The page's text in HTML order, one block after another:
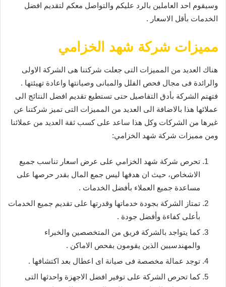
وسيقوم احد العاملين بالرد عليكم والتواصل معكم لتقديم افضل
الخدمات بأقل الاسعار .
مميزات شركة شهد الخزامي
هناك العديد من المميزات التى جعلت شركتنا هى الشركة الاولى
والرائدة فى مجال فحص الفلل والمبانى وصيانتها واعادة تهيئتها .
فتهتم الشركة بأدق التفاصيل حتى تستطيع تقديم افضل النتائج الى
عملائها هذا بالاضافة الى العديد من المميزات التى تميز شركتنا عن
غيرها من الشركات وكل هذا ساعد على كسب ثقة العديد من عملائنا
ومن مميزات شركة شهد الخزامي:
تحرص شركة شهد الخزامي على عرض اسعار تناسب جميع
الاشخاص، حيث ان هدفها ليس جمع المال بقدر حرصها على
مساعدة جميع العملاء بأفضل الخدمات .
تمتاز الشركة بجودة خدماتها وقدرتها على تقديم جميع الخدمات
بأعلى كفاءة وأفضل جودة .
كما يتواجد بالشركة فريق من المتخصصين والخبراء
والمهندسيين الذين يقومون بفحص الاماكن .
توجد عمالة مخصصة فى صيانة اى اعطال بعد اكتشافها .
كما تحرص الشركة على توفير افضل الاجهزة واحدثها التى